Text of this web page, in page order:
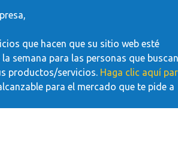
que hacen que su sitio web esté
semana para las personas que
productos/servicios. Haga clic aquí
para el mercado que te pide a